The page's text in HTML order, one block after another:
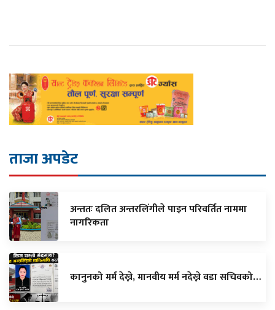
ताजा अपडेट
अन्ततः दलित अन्तरलिंगीले पाइन परिवर्तित नाममा
नागरिकता
कानुनको मर्म देख्ने, मानवीय मर्म नदेख्ने वडा सचिवको…